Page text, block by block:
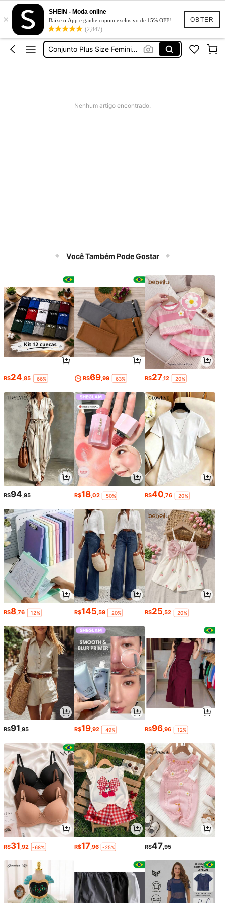
OBTER
×
SHEIN - Moda online
Baixe o App e ganhe cupom exclusivo de 15% OFF!
(2,847)
Vestido De Festa Casamento Convidada
Vestido Plus Size Feminino
Conjunto Plus Size Feminino
Vestido Plus Size Feminino
Nenhum artigo encontrado.
Você Também Pode Gostar
R$24 ,85 -66% R$69 ,99 -63% R$27,12 -20%
R$94,95 R$18,02 -50% R$40,76 -20%
R$8,76 -12% R$145,59 -20% R$25,52 -20%
R$91,95 R$19,92 -49% R$96,96 -12%
R$31 ,92 -68% R$17 ,96 -25% R$47 ,95